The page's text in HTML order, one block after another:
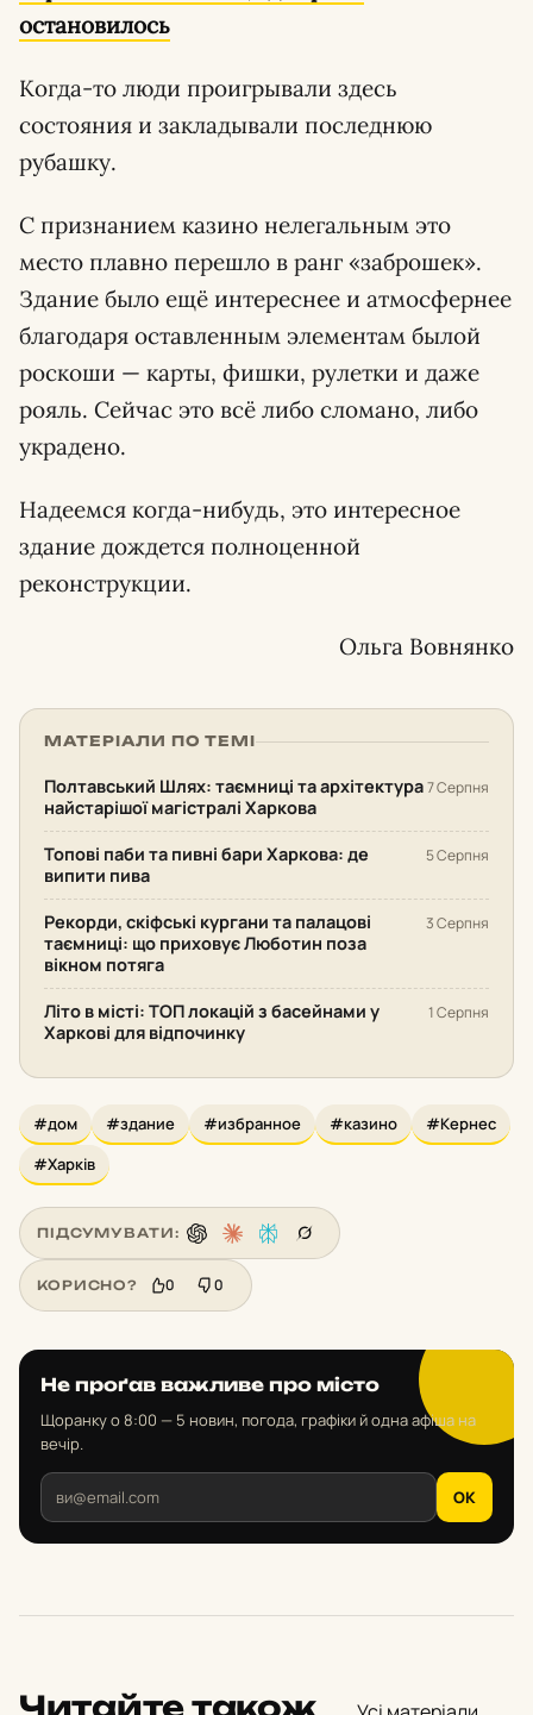
остановилось
Когда-то люди проигрывали здесь
состояния и закладывали последнюю
рубашку.
С признанием казино нелегальным это
место плавно перешло в ранг «заброшек».
Здание было ещё интереснее и атмосфернее
благодаря оставленным элементам былой
роскоши — карты, фишки, рулетки и даже
рояль. Сейчас это всё либо сломано, либо
украдено.
Надеемся когда-нибудь, это интересное
здание дождется полноценной
реконструкции.
Ольга Вовнянко
МАТЕРІАЛИ ПО ТЕМІ
Полтавський Шлях: таємниці та архітектура
найстарішої магістралі Харкова
7 Серпня
Топові паби та пивні бари Харкова: де
випити пива
5 Серпня
Рекорди, скіфські кургани та палацові
таємниці: що приховує Люботин поза
вікном потяга
3 Серпня
Літо в місті: ТОП локацій з басейнами у
Харкові для відпочинку
1 Серпня
#дом #здание #избранное #казино
#Кернес
#Харків
ПІДСУМУВАТИ:
КОРИСНО? 0 0
Не проґав важливе про місто
Щоранку о 8:00 — 5 новин, погода, графіки й одна афіша на
вечір.
OK
Читайте також